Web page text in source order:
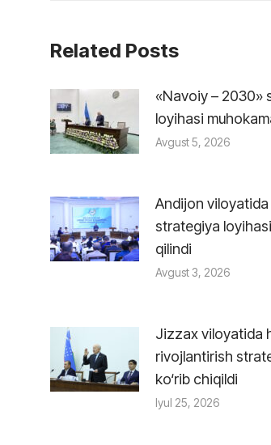
Related Posts
«Navoiy – 2030»
loyihasi
Avgust 5, 2026
Andijon viloyatida
strategiya
qilindi
Avgust 3, 2026
Jizzax viloyatida
rivojlantirish
ko‘rib chiqildi
Iyul 25, 2026